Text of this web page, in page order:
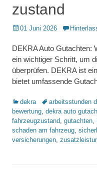
zustand
Posted
01 Juni 2026
DEKRA Auto Gutachten:
ein wichtiger Schritt, um
überprüfen. DEKRA ist
bietet umfassende
Kategorien
dekra Schlagworte
arbeitsstunden
bewertung dekra auto
fahrzeugzustand gutachten
schaden am fahrzeug
versicherungen